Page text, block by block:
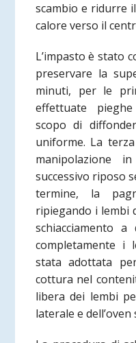
scambio e ridurre
calore verso il
L’impasto è stato
preservare la
minuti, per le
effettuate
scopo di
uniforme. La
manipolazione
successivo riposo
termine, la
ripiegando i lembi
schiacciamento
completamente i
stata adottata
cottura nel
libera dei lembi
laterale e dell’oven